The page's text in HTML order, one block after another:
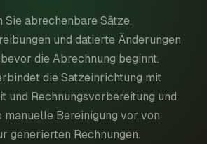
Sie abrechenbare Sätze,
und datierte Änderungen
die Abrechnung beginnt.
die Satzeinrichtung mit
und Rechnungsvorbereitung und
manuelle Bereinigung vor von
generierten Rechnungen.